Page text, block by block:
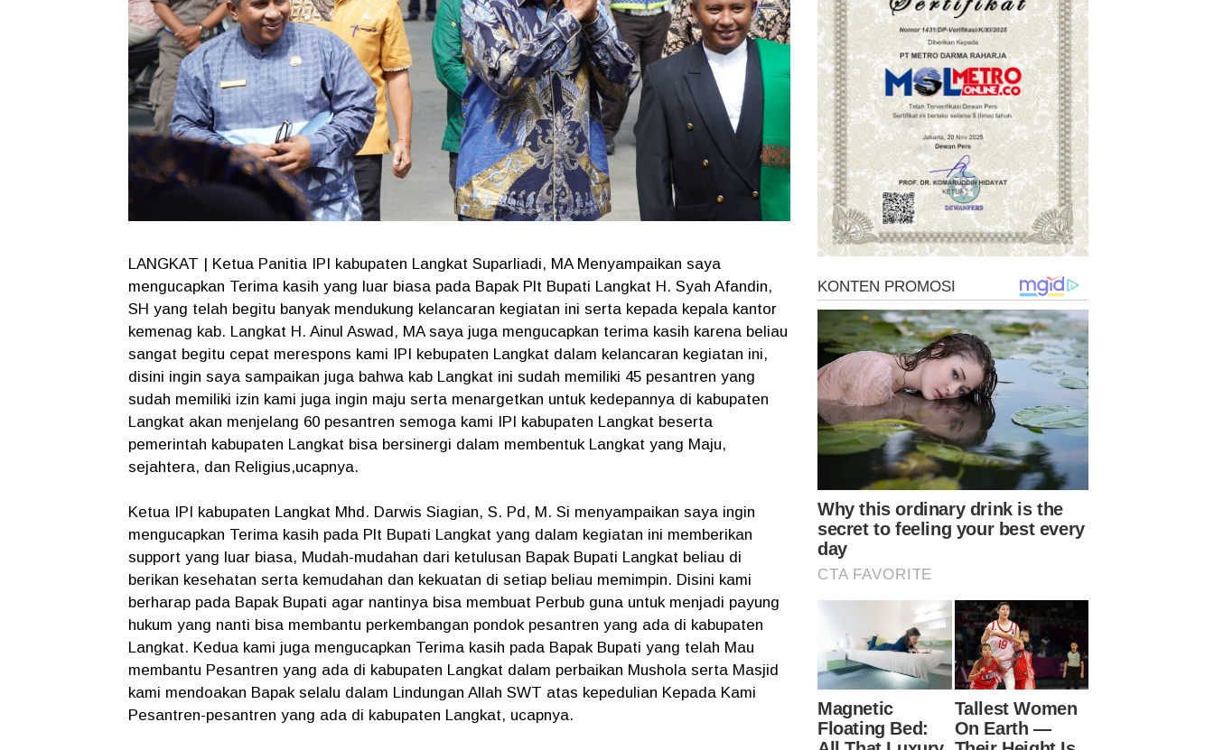
LANGKAT | Ketua Panitia IPI kabupaten Langkat Suparliadi, MA Menyampaikan saya
mengucapkan Terima kasih yang luar biasa pada Bapak Plt Bupati Langkat H. Syah Afandin,
SH yang telah begitu banyak mendukung kelancaran kegiatan ini serta kepada kepala kantor
kemenag kab. Langkat H. Ainul Aswad, MA saya juga mengucapkan terima kasih karena beliau
sangat begitu cepat merespons kami IPI kebupaten Langkat dalam kelancaran kegiatan ini,
disini ingin saya sampaikan juga bahwa kab Langkat ini sudah memiliki 45 pesantren yang
sudah memiliki izin kami juga ingin maju serta menargetkan untuk kedepannya di kabupaten
Langkat akan menjelang 60 pesantren semoga kami IPI kabupaten Langkat beserta
pemerintah kabupaten Langkat bisa bersinergi dalam membentuk Langkat yang Maju,
sejahtera, dan Religius,ucapnya.
Ketua IPI kabupaten Langkat Mhd. Darwis Siagian, S. Pd, M. Si menyampaikan saya ingin
mengucapkan Terima kasih pada Plt Bupati Langkat yang dalam kegiatan ini memberikan
support yang luar biasa, Mudah-mudahan dari ketulusan Bapak Bupati Langkat beliau di
berikan kesehatan serta kemudahan dan kekuatan di setiap beliau memimpin. Disini kami
berharap pada Bapak Bupati agar nantinya bisa membuat Perbub guna untuk menjadi payung
hukum yang nanti bisa membantu perkembangan pondok pesantren yang ada di kabupaten
Langkat. Kedua kami juga mengucapkan Terima kasih pada Bapak Bupati yang telah Mau
membantu Pesantren yang ada di kabupaten Langkat dalam perbaikan Mushola serta Masjid
kami mendoakan Bapak selalu dalam Lindungan Allah SWT atas kepedulian Kepada Kami
Pesantren-pesantren yang ada di kabupaten Langkat, ucapnya.